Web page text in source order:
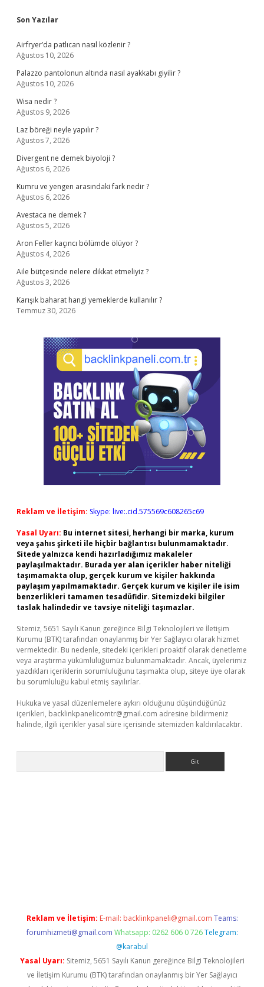
Sidebar
Son Yazılar
Airfryer’da patlıcan nasıl közlenir ?
Ağustos 10, 2026
Palazzo pantolonun altında nasıl ayakkabı giyilir ?
Ağustos 10, 2026
Wisa nedir ?
Ağustos 9, 2026
Laz böreği neyle yapılır ?
Ağustos 7, 2026
Divergent ne demek biyoloji ?
Ağustos 6, 2026
Kumru ve yengen arasındaki fark nedir ?
Ağustos 6, 2026
Avestaca ne demek ?
Ağustos 5, 2026
Aron Feller kaçıncı bölümde ölüyor ?
Ağustos 4, 2026
Aile bütçesinde nelere dikkat etmeliyiz ?
Ağustos 3, 2026
Karışık baharat hangi yemeklerde kullanılır ?
Temmuz 30, 2026
Reklam ve İletişim: Skype: live:.cid.575569c608265c69
Yasal Uyarı: Bu internet sitesi, herhangi bir marka, kurum
veya şahıs şirketi ile hiçbir bağlantısı bulunmamaktadır.
Sitede yalnızca kendi hazırladığımız makaleler
paylaşılmaktadır. Burada yer alan içerikler haber niteliği
taşımamakta olup, gerçek kurum ve kişiler hakkında
paylaşım yapılmamaktadır. Gerçek kurum ve kişiler ile isim
benzerlikleri tamamen tesadüfidir. Sitemizdeki bilgiler
taslak halindedir ve tavsiye niteliği taşımazlar.
Sitemiz, 5651 Sayılı Kanun gereğince Bilgi Teknolojileri ve İletişim
Kurumu (BTK) tarafından onaylanmış bir Yer Sağlayıcı olarak hizmet
vermektedir. Bu nedenle, sitedeki içerikleri proaktif olarak denetleme
veya araştırma yükümlülüğümüz bulunmamaktadır. Ancak, üyelerimiz
yazdıkları içeriklerin sorumluluğunu taşımakta olup, siteye üye olarak
bu sorumluluğu kabul etmiş sayılırlar.
Hukuka ve yasal düzenlemelere aykırı olduğunu düşündüğünüz
içerikleri, backlinkpanelicomtr@gmail.com adresine bildirmeniz
halinde, ilgili içerikler yasal süre içerisinde sitemizden kaldırılacaktır.
Reklam ve İletişim: E-mail: backlinkpaneli@gmail.com Teams:
forumhizmeti@gmail.com Whatsapp: 0262 606 0 726 Telegram:
@karabul
Yasal Uyarı: Sitemiz, 5651 Sayılı Kanun gereğince Bilgi Teknolojileri
ve İletişim Kurumu (BTK) tarafından onaylanmış bir Yer Sağlayıcı